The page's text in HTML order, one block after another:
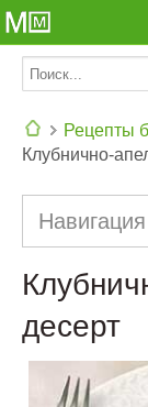
Рецепты
Клубнично-
Навигация
десерт